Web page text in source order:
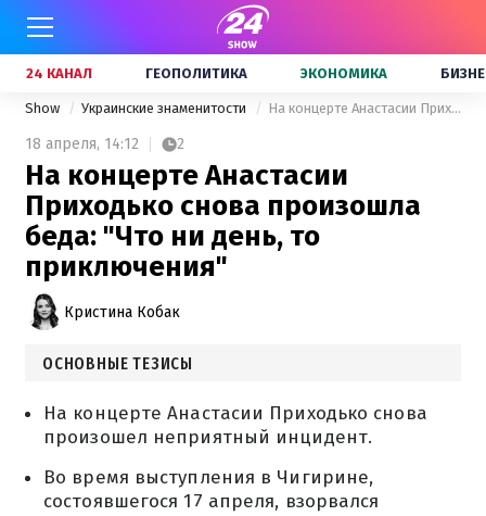
24 КАНАЛ ГЕОПОЛИТИКА ЭКОНОМИКА
Show Украинские знаменитости На концерте Анастасии Приходько снова произошла беда: "Что ни день, то приключения"
18 апреля, 14:12 2
На концерте Анастасии
Приходько снова произошла
беда: "Что ни день, то
приключения"
Кристина Кобак
ОСНОВНЫЕ ТЕЗИСЫ
На концерте Анастасии Приходько снова
произошел неприятный инцидент.
Во время выступления в Чигирине,
состоявшегося 17 апреля, взорвался